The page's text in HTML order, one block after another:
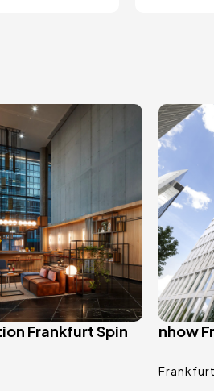
Frankfurt Spin
Bild
nhow